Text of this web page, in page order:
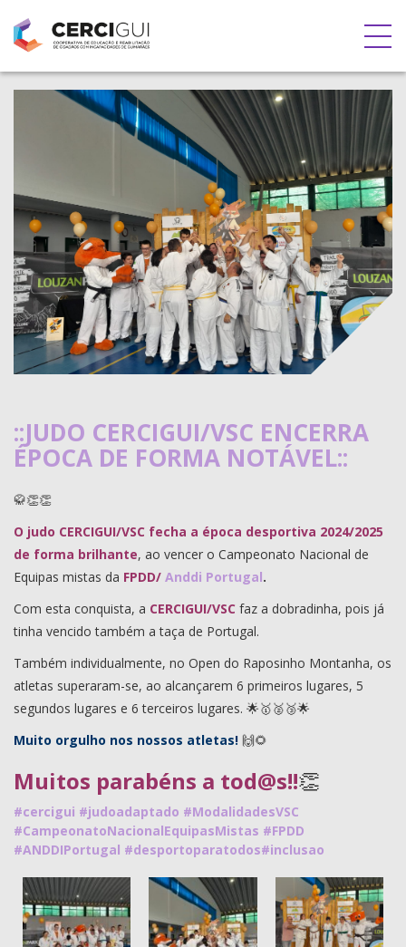
::JUDO CERCIGUI/VSC ENCERRA
ÉPOCA DE FORMA NOTÁVEL::
🥋👏👏
O judo CERCIGUI/VSC fecha a época desportiva 2024/2025
de forma brilhante, ao vencer o Campeonato Nacional de
Equipas mistas da FPDD/ Anddi Portugal.
Com esta conquista, a CERCIGUI/VSC faz a dobradinha, pois já
tinha vencido também a taça de Portugal.
Também individualmente, no Open do Raposinho Montanha, os
atletas superaram-se, ao alcançarem 6 primeiros lugares, 5
segundos lugares e 6 terceiros lugares. 🌟🥇🥈🥉🌟
Muito orgulho nos nossos atletas! 🙌🌻
Muitos parabéns a tod@s!!👏
#cercigui #judoadaptado #ModalidadesVSC
#CampeonatoNacionalEquipasMistas #FPDD
#ANDDIPortugal #desportoparatodos#inclusao